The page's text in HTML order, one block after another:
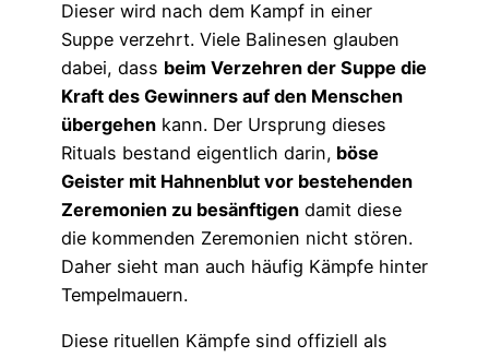
Dieser wird nach dem Kampf in einer
Suppe verzehrt. Viele Balinesen glauben
dabei, dass beim Verzehren der Suppe die
Kraft des Gewinners auf den Menschen
übergehen kann. Der Ursprung dieses
Rituals bestand eigentlich darin, böse
Geister mit Hahnenblut vor bestehenden
Zeremonien zu besänftigen damit diese
die kommenden Zeremonien nicht stören.
Daher sieht man auch häufig Kämpfe hinter
Tempelmauern.
Diese rituellen Kämpfe sind offiziell als